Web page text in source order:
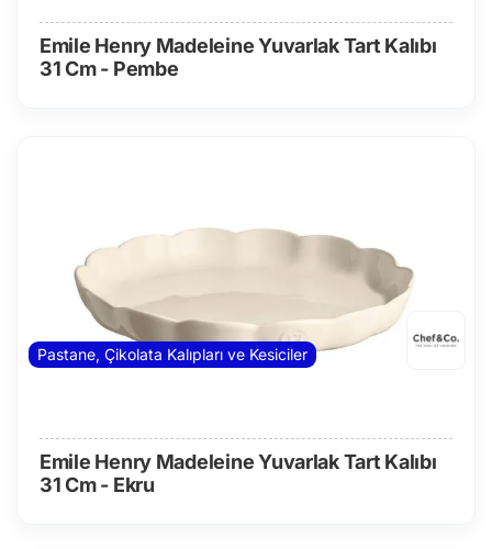
Emile Henry Madeleine Yuvarlak Tart Kalıbı
31 Cm - Pembe
Pastane, Çikolata Kalıpları ve Kesiciler
Emile Henry Madeleine Yuvarlak Tart Kalıbı
31 Cm - Ekru